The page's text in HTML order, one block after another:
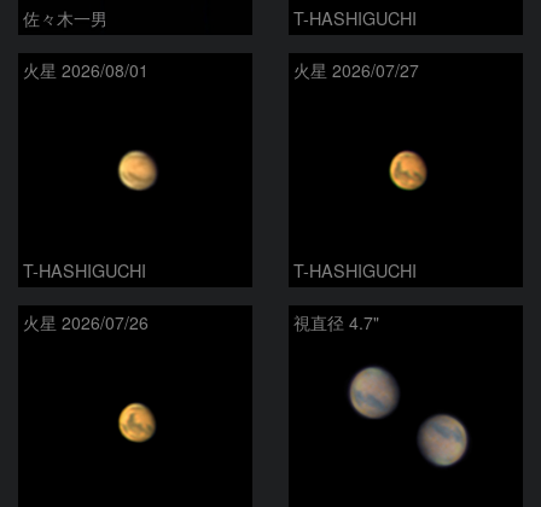
佐々木一男 T-HASHIGUCHI
火星 2026/08/01
T-HASHIGUCHI
火星 2026/07/27
T-HASHIGUCHI
火星 2026/07/26 視直径 4.7"